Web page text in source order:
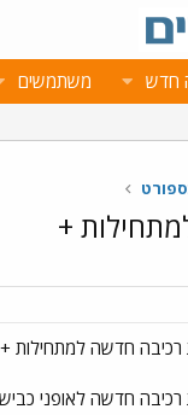
חדש משתמשים
+
רכיבה חדשה למתחילות +
חדשה לאופני כביש אך גם